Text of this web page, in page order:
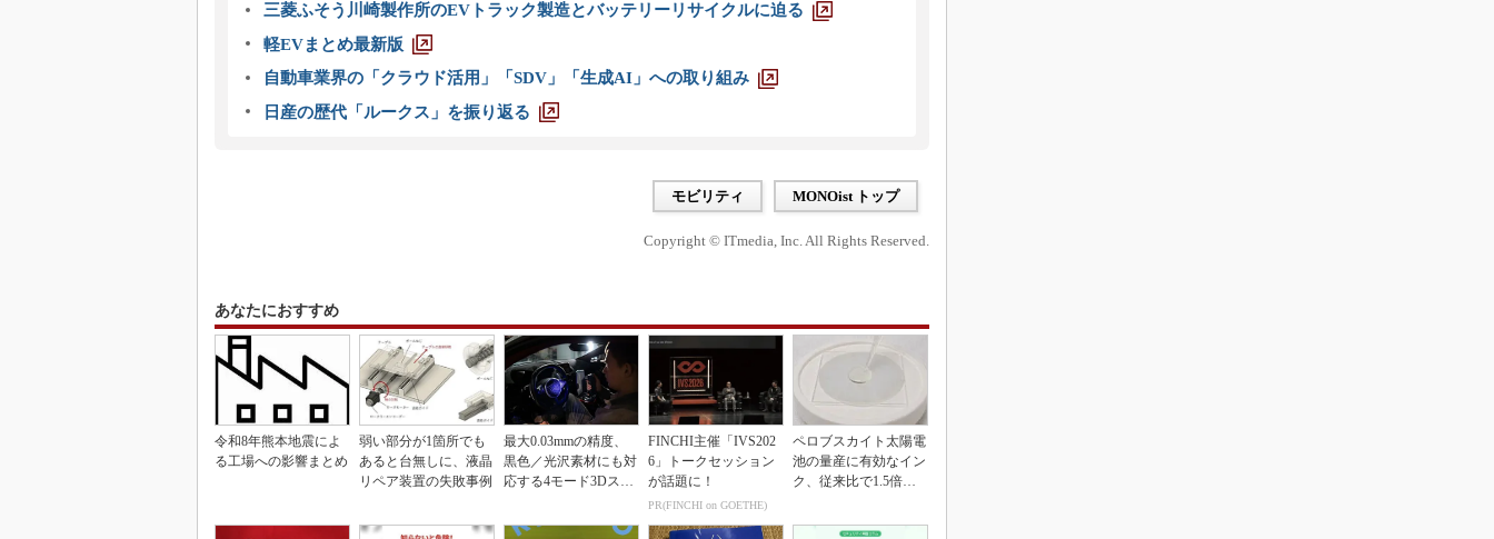
三菱ふそう川崎製作所のEVトラック製造とバッテリーリサイクルに迫る
軽EVまとめ最新版
自動車業界の「クラウド活用」「SDV」「生成AI」への取り組み
日産の歴代「ルークス」を振り返る
モビリティ MONOist トップ
Copyright © ITmedia, Inc. All Rights Reserved.
あなたにおすすめ
令和8年熊本地震によ
る工場への影響まとめ
弱い部分が1箇所でも
あると台無しに、液晶
リペア装置の失敗事例
最大0.03mmの精度、
黒色／光沢素材にも対
応する4モード3Dスキ
FINCHI主催「IVS202
6」トークセッション
が話題に！
PR(FINCHI on GOETHE)
ペロブスカイト太陽電
池の量産に有効なイン
ク、従来比で1.5倍の